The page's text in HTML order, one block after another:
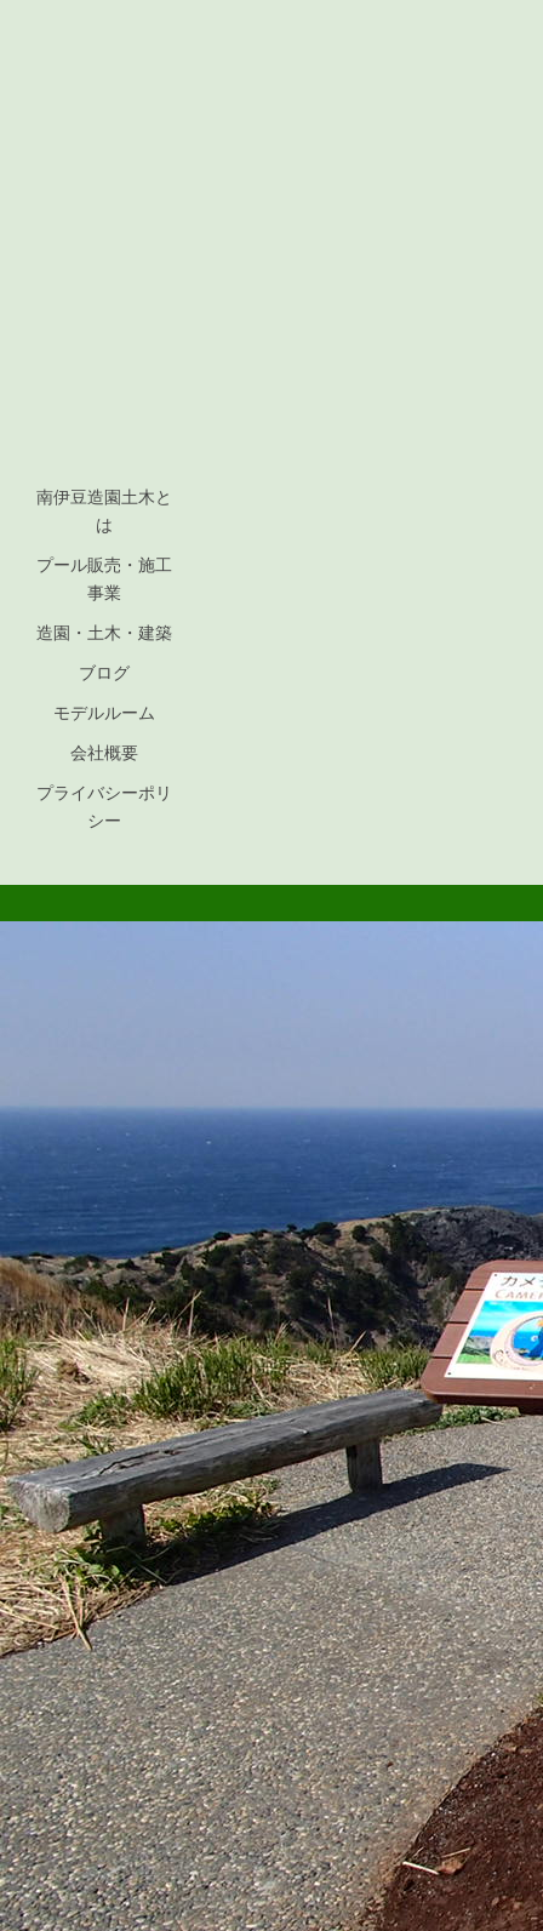
南伊豆造園土木と
は
プール販売・施工
事業
造園・土木・建築
ブログ
モデルルーム
会社概要
プライバシーポリ
シー